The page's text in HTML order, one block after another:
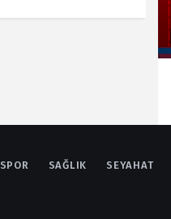
SPOR SAĞLIK SEYAHAT